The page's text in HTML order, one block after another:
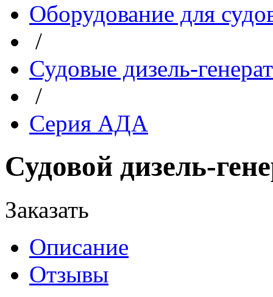
Оборудование для
/
Судовые дизель-
/
Серия АДА
Судовой дизель-
Заказать
Описание
Отзывы